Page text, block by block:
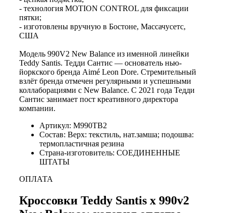
- технология MOTION CONTROL для фиксации
пятки;
- изготовлены вручную в Бостоне, Массачусетс,
США
Модель 990V2 New Balance из именной линейки
Teddy Santis. Тедди Сантис — основатель нью-
йоркского бренда Aimé Leon Dore. Стремительный
взлёт бренда отмечен регулярными и успешными
коллаборациями с New Balance. С 2021 года Тедди
Сантис занимает пост креативного директора
компании.
Артикул: M990TB2
Состав: Верх: текстиль, нат.замша; подошва:
термопластичная резина
Страна-изготовитель: СОЕДИНЕННЫЕ
ШТАТЫ
ОПЛАТА
Кроссовки Teddy Santis x 990v2